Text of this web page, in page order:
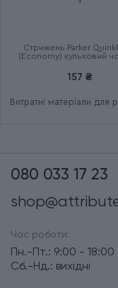
Стрижень Parker
(Economy) кульковий
157 ₴
Витратні матеріали для
080 033 17 23
Час роботи:
Пн.-Пт.: 9:00 - 18:00
Сб.-Нд.: вихідні